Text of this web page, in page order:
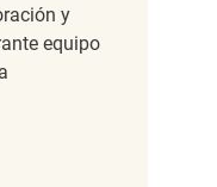
y
equipo
Associate